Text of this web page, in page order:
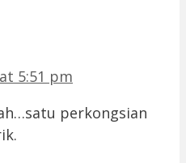
5:51 pm
perkongsian